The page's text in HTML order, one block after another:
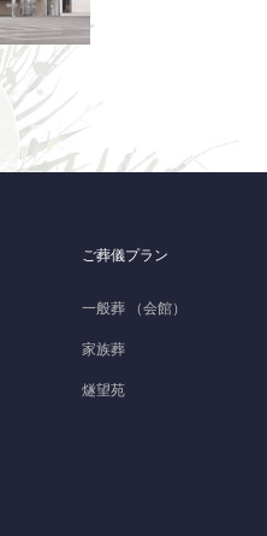
ご葬儀プラン
一般葬 （会館）
家族葬
燧望苑